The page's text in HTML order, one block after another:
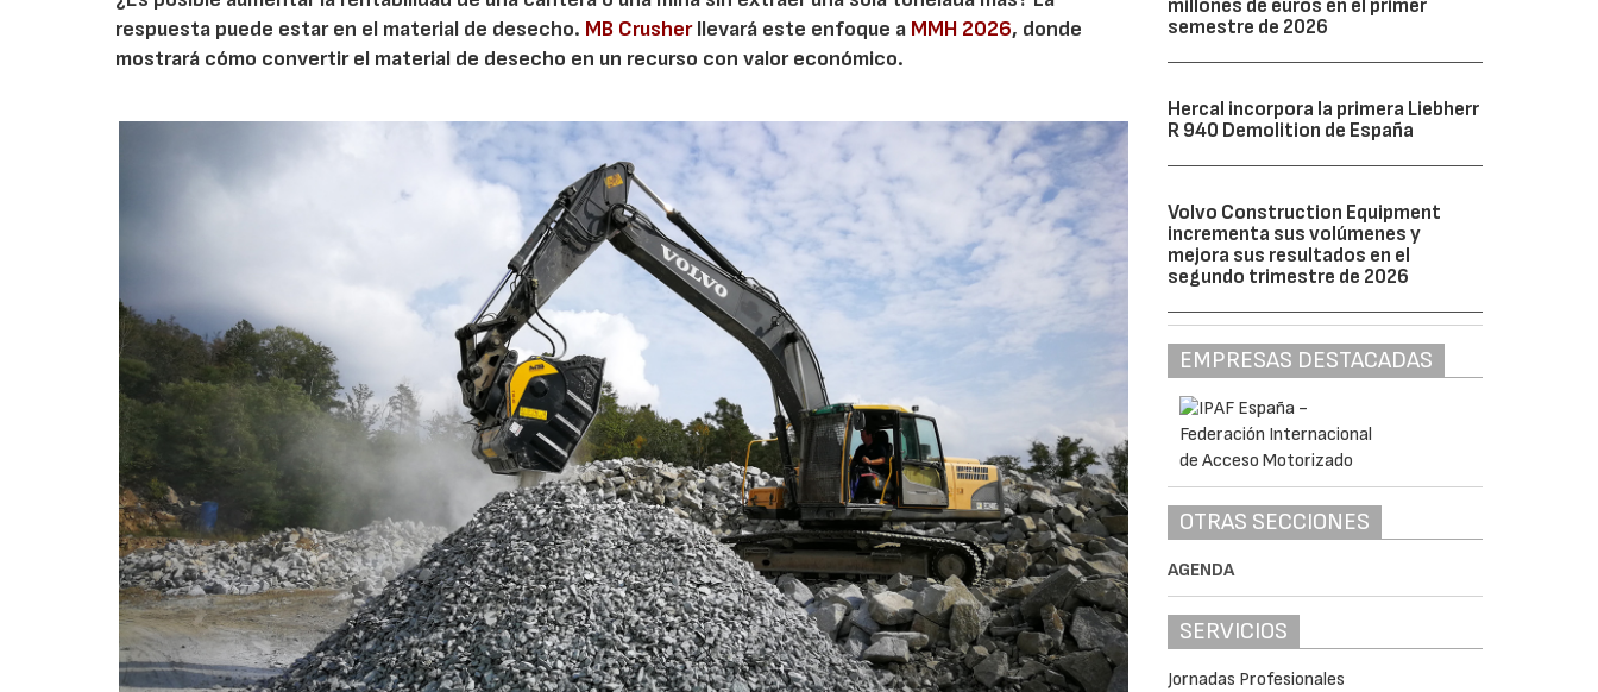
respuesta puede estar en el material de desecho. MB Crusherllevará este enfoque a MMH 2026, donde
mostrará cómo convertir el material de desecho en un recurso con valor económico.
millones de euros en el primer
semestre de 2026
Hercal incorpora la primera Liebherr
R 940 Demolition de España
Volvo Construction Equipment
incrementa sus volúmenes y
mejora sus resultados en el
segundo trimestre de 2026
EMPRESAS DESTACADAS
OTRAS SECCIONES
AGENDA
SERVICIOS
Jornadas Profesionales